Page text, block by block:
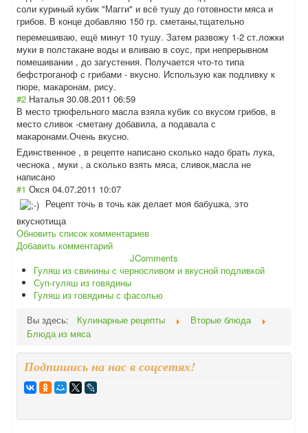
соли куриный кубик "Магги" и всё тушу до готовности мяса и
грибов. В конце добавляю 150 гр. сметаны,тщательно
перемешиваю, ещё минут 10 тушу. Затем развожу 1-2 ст.ложки
муки в полстакане воды и вливаю в соус, при непрерывном
помешивании , до загустения. Получается что-то типа
бефстроганоф с грибами - вкусно. Использую как подливку к
пюре, макаронам, рису.
#2 Наталья 30.08.2011 06:59
В место трюфельного масла взяла кубик со вкусом грибов, в
место сливок -сметану добавила, а подавала с
макаронами.Очень вкусно.
Единственное , в рецепте написано сколько надо брать лука,
чеснока , муки , а сколько взять мяса, сливок,масла не
написано
#1 Окся 04.07.2011 10:07
Рецепт точь в точь как делает моя бабушка, это
вкуснотища
Обновить список комментариев
Добавить комментарий
JComments
Гуляш из свинины с черносливом и вкусной подливкой
Суп-гуляш из говядины
Гуляш из говядины с фасолью
Вы здесь:
Кулинарные рецепты
Вторые блюда
Блюда из мяса
Подпишись на нас в соцсетях!